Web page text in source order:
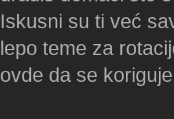
Iskusni su ti već
lepo teme za
ovde da se